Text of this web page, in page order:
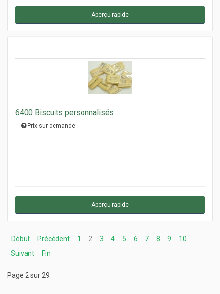
Aperçu rapide
6400 Biscuits personnalisés
Prix sur demande
Aperçu rapide
Début Précédent 1 2 3 4 5 6 7 8 9
10
Suivant
Fin
Page 2 sur 29